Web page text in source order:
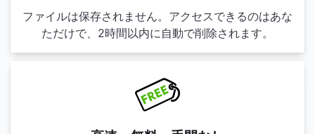
ファイルは保存されません。アクセスできるのはあな
ただけで、2時間以内に自動で削除されます。